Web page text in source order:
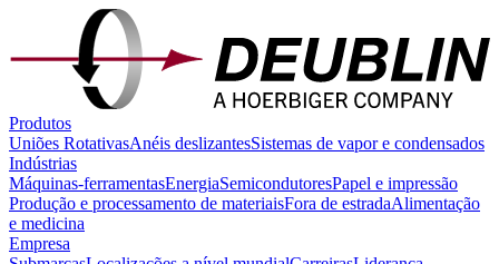
Produtos
Uniões RotativasAnéis deslizantesSistemas de vapor e condensados
Indústrias
Máquinas-ferramentasEnergiaSemicondutoresPapel e impressão
Produção e processamento de materiaisFora de estradaAlimentação
e medicina
Empresa